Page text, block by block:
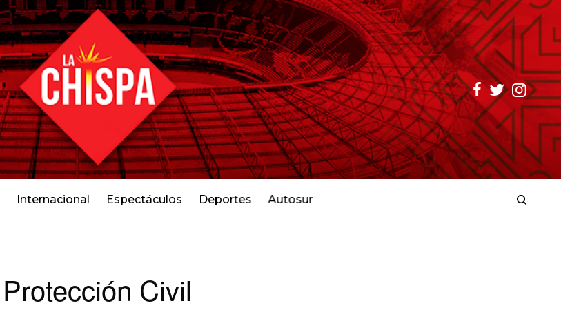
Internacional Espectáculos Deportes Autosur
Protección Civil